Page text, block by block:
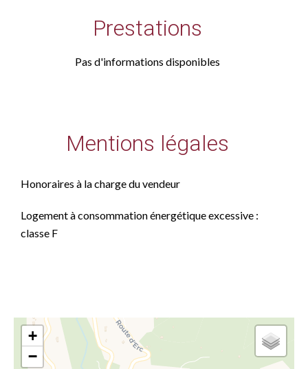
Prestations
Pas d'informations disponibles
Mentions légales
Honoraires à la charge du vendeur
Logement à consommation énergétique excessive :
classe F
+
−